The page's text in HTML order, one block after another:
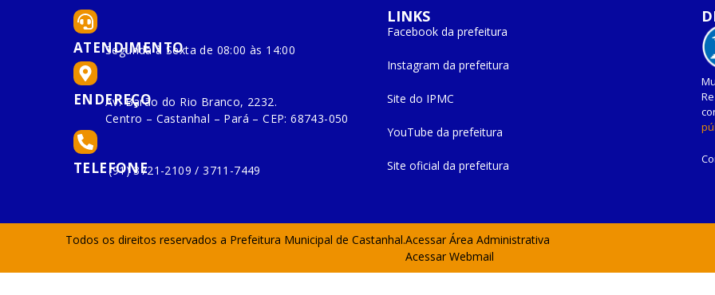
ATENDIMENTO
Segunda à Sexta de 08:00 às 14:00
ENDEREÇO
Av. Barão do Rio Branco, 2232.
Centro – Castanhal – Pará – CEP: 68743-050
TELEFONE
(91) 3721-2109 / 3711-7449
LINKS
Facebook da prefeitura
Instagram da prefeitura
Site do IPMC
YouTube da prefeitura
Site oficial da prefeitura
Todos os direitos reservados a Prefeitura Municipal de Castanhal.Acessar Área Administrativa
Acessar Webmail